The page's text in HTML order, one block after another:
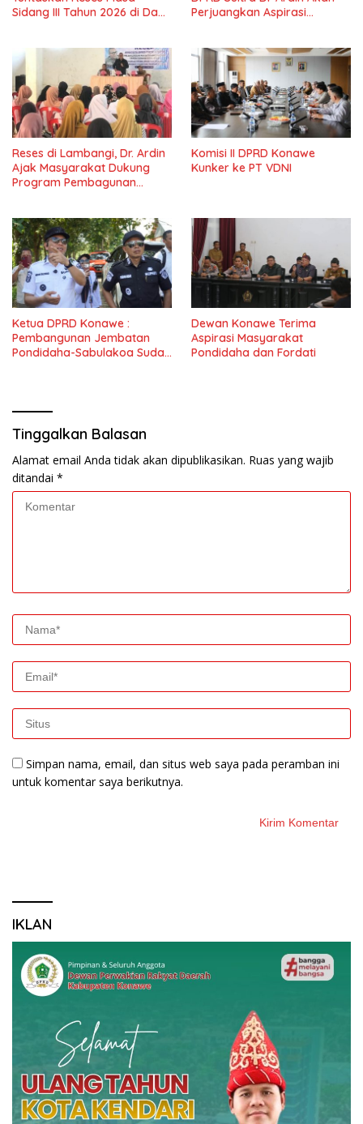
Sidang III Tahun 2026 di Dapil
Perjuangkan Aspirasi
Reses di Lambangi, Dr. Ardin
Ajak Masyarakat Dukung
Program Pembagunan
Komisi II DPRD Konawe
Kunker ke PT VDNI
Ketua DPRD Konawe :
Pembangunan Jembatan
Pondidaha-Sabulakoa Sudah
Dewan Konawe Terima
Aspirasi Masyarakat
Pondidaha dan Fordati
Tinggalkan Balasan
Alamat email Anda tidak akan dipublikasikan. Ruas yang wajib
ditandai *
Simpan nama, email, dan situs web saya pada peramban ini
untuk komentar saya berikutnya.
IKLAN